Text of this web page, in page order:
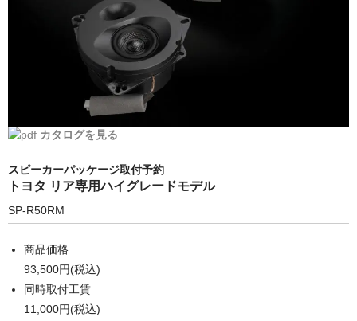
カタログを見る
スピーカーパッケージ取付予約
トヨタ リア専用ハイグレードモデル
SP-R50RM
商品価格
93,500円(税込)
同時取付工賃
11,000円(税込)